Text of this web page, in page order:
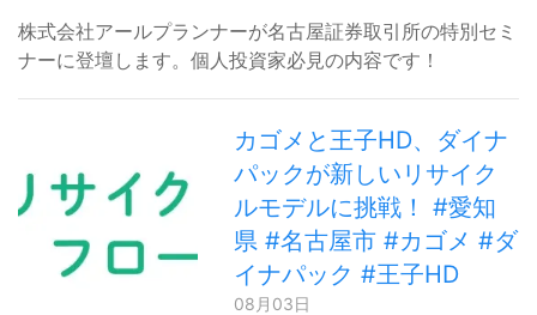
株式会社アールプランナーが名古屋証券取引所の特別セミ
ナーに登壇します。個人投資家必見の内容です！
カゴメと王子HD、ダイナ
パックが新しいリサイク
ルモデルに挑戦！ #愛知
県 #名古屋市 #カゴメ #ダ
イナパック #王子HD
08月03日